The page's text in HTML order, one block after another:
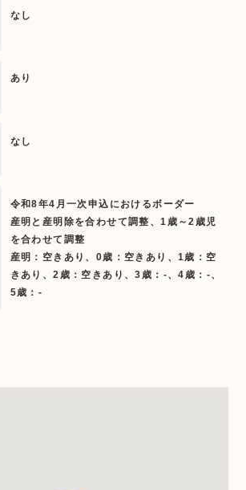
なし
あり
なし
令和8年4月一次申込におけるボーダー
産明と産明除を合わせて調整、1歳～2歳児
を合わせて調整
産明：空きあり、0歳：空きあり、1歳：空
きあり、2歳：空きあり、3歳：-、4歳：-、
5歳：-